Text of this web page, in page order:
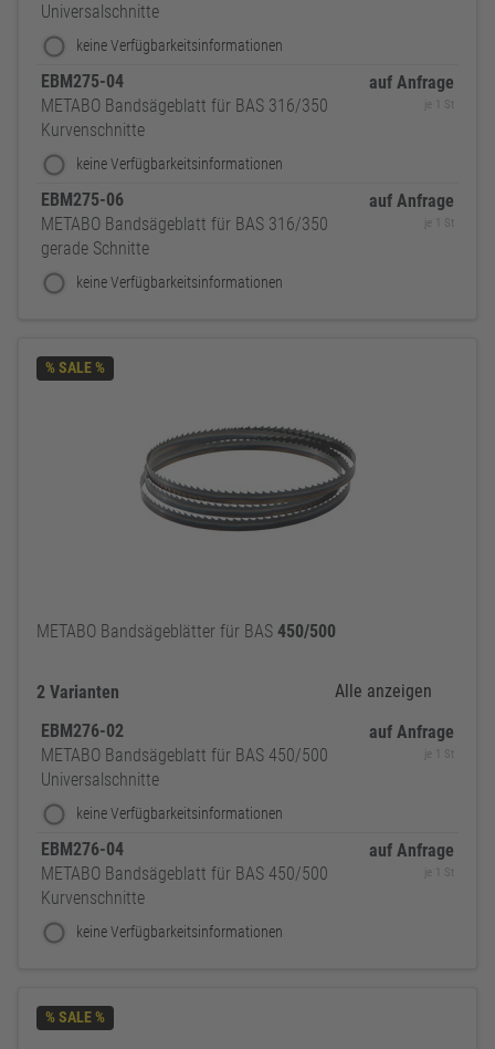
Universalschnitte
keine Verfügbarkeitsinformationen
EBM275-04
METABO Bandsägeblatt für BAS 316/350
Kurvenschnitte
keine Verfügbarkeitsinformationen
auf Anfrage
je 1 St
EBM275-06
METABO Bandsägeblatt für BAS 316/350
gerade Schnitte
keine Verfügbarkeitsinformationen
auf Anfrage
je 1 St
% SALE %
METABO Bandsägeblätter für BAS 450/500
2 Varianten
Alle anzeigen
EBM276-02
METABO Bandsägeblatt für BAS 450/500
Universalschnitte
keine Verfügbarkeitsinformationen
auf Anfrage
je 1 St
EBM276-04
METABO Bandsägeblatt für BAS 450/500
Kurvenschnitte
keine Verfügbarkeitsinformationen
auf Anfrage
je 1 St
% SALE %